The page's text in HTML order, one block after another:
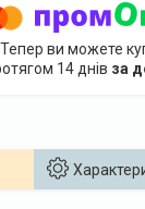
Тепер ви можете
14 днів за